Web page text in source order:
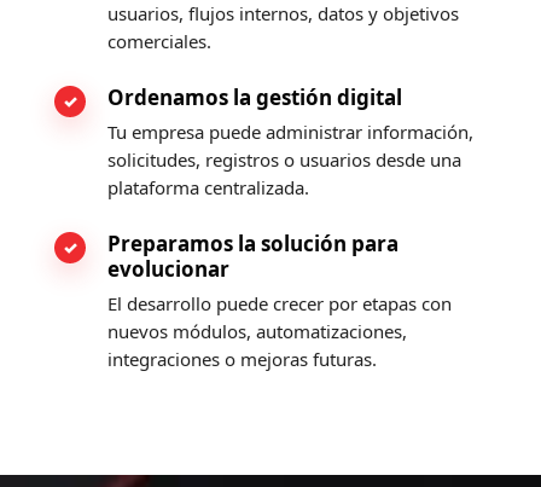
usuarios, flujos internos, datos y objetivos
comerciales.
Ordenamos la gestión digital
Tu empresa puede administrar información,
solicitudes, registros o usuarios desde una
plataforma centralizada.
Preparamos la solución para
evolucionar
El desarrollo puede crecer por etapas con
nuevos módulos, automatizaciones,
integraciones o mejoras futuras.